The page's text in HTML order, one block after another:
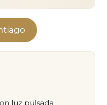
luz pulsada